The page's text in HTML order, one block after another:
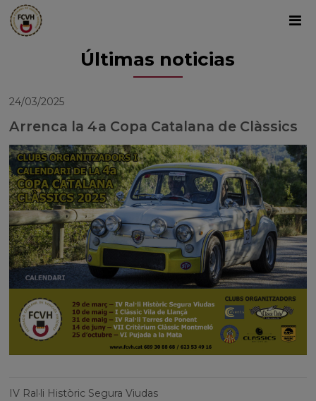
Últimas noticias
24/03/2025
Arrenca la 4a Copa Catalana de Clàssics
IV Ral·li Històric Segura Viudas